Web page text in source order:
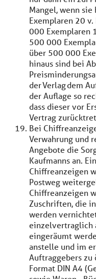
Mangel, wenn
Exemplaren 20
000 Exemplaren
500 000
über 500 000
hinaus sind bei
der Verlag dem
der Auflage so
dass dieser vor
Vertrag
Bei
Verwahrung und
Angebote die
Kaufmanns an.
Chiffreanzeigen
Postweg
Chiffreanzeigen
Zuschriften, die
werden
einzelvertraglich
eingeräumt
anstelle und im
Auftraggebers zu
Format DIN A4